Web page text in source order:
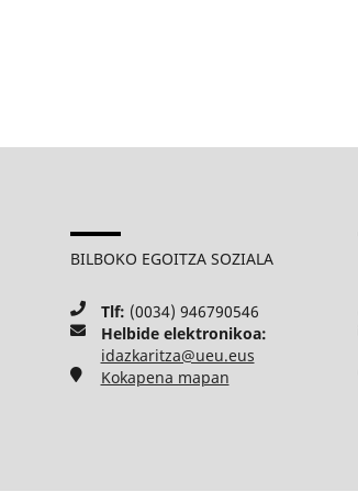
BILBOKO EGOITZA SOZIALA
Tlf: (0034) 946790546
Helbide elektronikoa:
idazkaritza@ueu.eus
Kokapena mapan